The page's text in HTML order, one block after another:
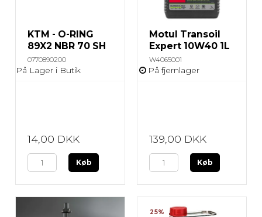
KTM - O-RING
89X2 NBR 70 SH
0770890200
På Lager i Butik
14,00 DKK
Køb
Motul Transoil
Expert 10W40 1L
W4065001
På fjernlager
139,00 DKK
Køb
25%